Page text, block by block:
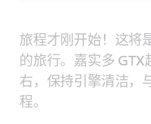
旅程才刚开始！这将
的旅行。嘉实多
右，保持引擎清洁，
程。